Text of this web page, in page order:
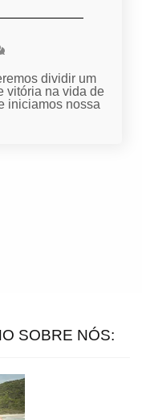
dividir um
vitória na vida de
iniciamos nossa
SOBRE NÓS: